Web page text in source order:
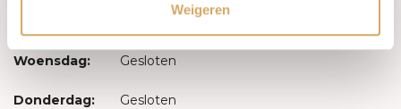
Weigeren
Woensdag: Gesloten
Donderdag: Gesloten